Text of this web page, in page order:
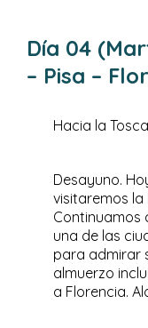
Día 04
– Pisa –
Hacia la
Desayuno.
visitaremos la
Continuamos
una de las
para admirar
almuerzo
a Florencia.